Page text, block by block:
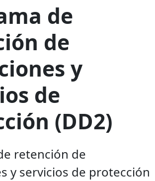
de
de
y
de
(DD2)
retención de
y servicios de protección